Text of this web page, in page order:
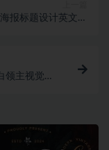
报标题设计英文字
领主视觉